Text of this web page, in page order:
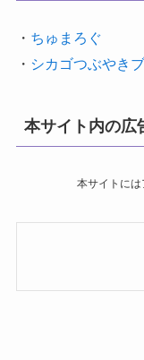
・ ちゅまろぐ
・ シカゴつぶやき
本サイト内の広
本サイトに